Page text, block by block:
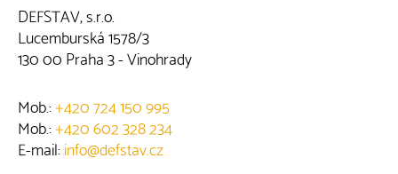
DEFSTAV, s.r.o.
Lucemburská 1578/3
130 00 Praha 3 - Vinohrady
Mob.:+420 724 150 995
Mob.:+420 602 328 234
E-mail:info@defstav.cz